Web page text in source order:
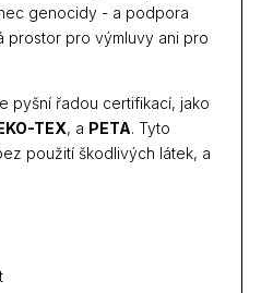
genocidy - a podpora
prostor pro výmluvy ani pro
pyšní řadou certifikací, jako
TEX, a PETA. Tyto
použití škodlivých látek, a